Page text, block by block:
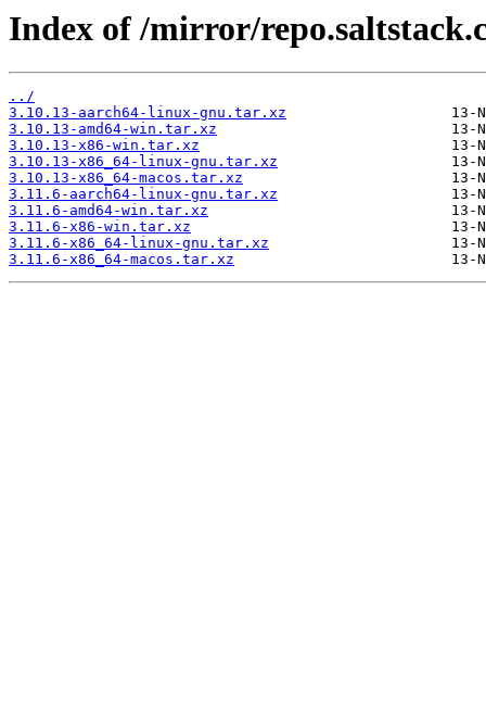
Index of /mirror/
../
3.10.13-aarch64-linux-gnu.tar.xz
3.10.13-amd64-win.tar.xz
3.10.13-x86-win.tar.xz
3.10.13-x86_64-linux-gnu.tar.xz
3.10.13-x86_64-macos.tar.xz
3.11.6-aarch64-linux-gnu.tar.xz
3.11.6-amd64-win.tar.xz
3.11.6-x86-win.tar.xz
3.11.6-x86_64-linux-gnu.tar.xz
3.11.6-x86_64-macos.tar.xz